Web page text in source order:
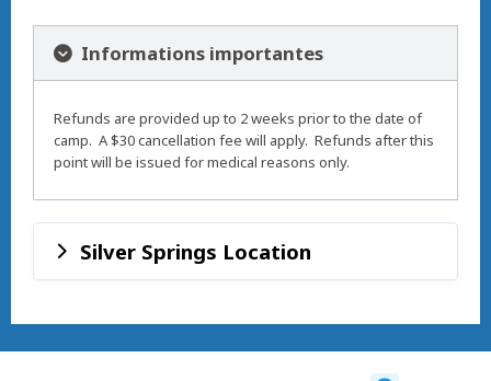
Informations importantes
Refunds are provided up to 2 weeks prior to the date of
camp. A $30 cancellation fee will apply. Refunds after this
point will be issued for medical reasons only.
Silver Springs Location